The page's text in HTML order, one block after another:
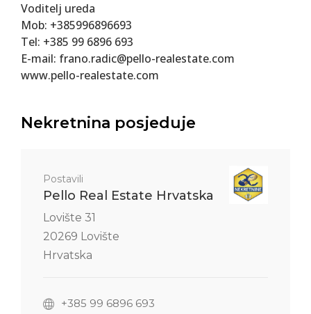
Voditelj ureda
Mob: +385996896693
Tel: +385 99 6896 693
E-mail: frano.radic@pello-realestate.com
www.pello-realestate.com
Nekretnina posjeduje
Postavili
Pello Real Estate Hrvatska
Lovište 31
20269 Lovište
Hrvatska
+385 99 6896 693